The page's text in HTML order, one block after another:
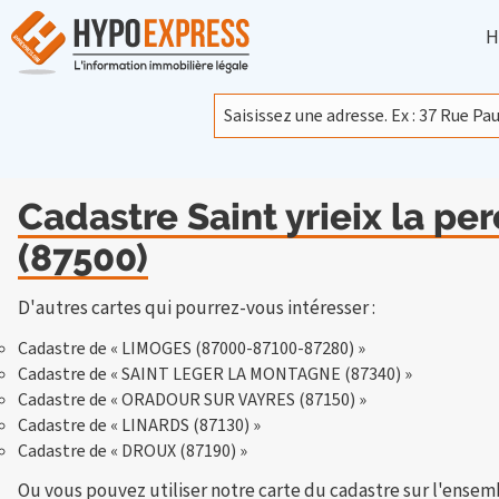
Cadastre Saint yrieix la
(87500)
D'autres cartes qui pourrez-vous intéresser :
Cadastre de « LIMOGES (87000-87100-87280) »
Cadastre de « SAINT LEGER LA MONTAGNE (87340) »
Cadastre de « ORADOUR SUR VAYRES (87150) »
Cadastre de « LINARDS (87130) »
Cadastre de « DROUX (87190) »
Ou vous pouvez utiliser notre carte du cadastre sur